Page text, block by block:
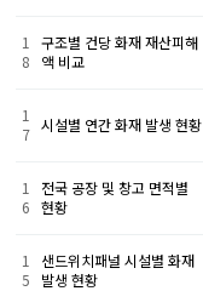
1
8
구조별 건당 화재 재산피해
액 비교
1
7 시설별 연간 화재 발생 현황
1
6
전국 공장 및 창고 면적별
현황
1
5
샌드위치패널 시설별 화재
발생 현황